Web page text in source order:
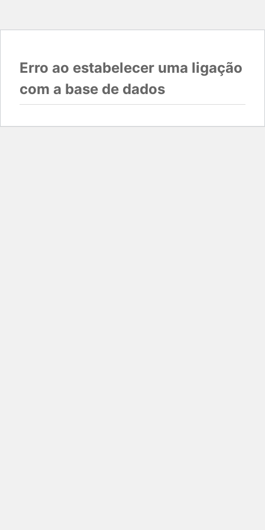
Erro ao estabelecer uma ligação
com a base de dados